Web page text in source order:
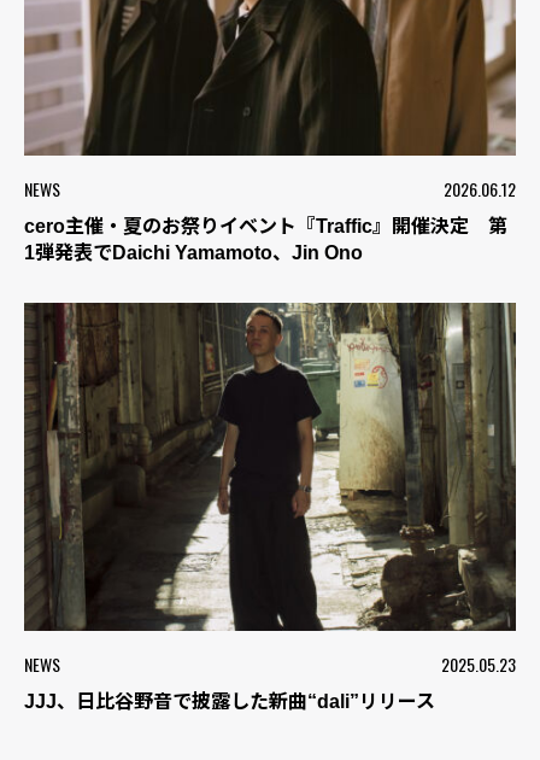
NEWS 2026.06.12
cero主催・夏のお祭りイベント『Traffic』開催決定 第
1弾発表でDaichi Yamamoto、Jin Ono
NEWS 2025.05.23
JJJ、日比谷野音で披露した新曲“dali”リリース